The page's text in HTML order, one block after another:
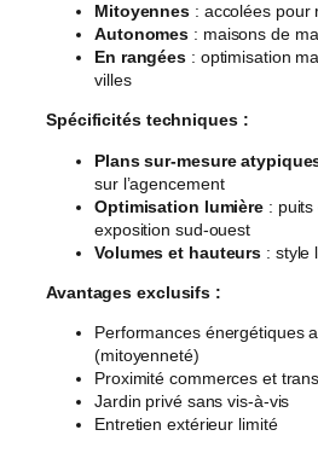
Mitoyennes : accolées pour
Autonomes : maisons de
En rangées : optimisation
villes
Spécificités techniques :
Plans sur-mesure
sur l’agencement
Optimisation lumière : puits
exposition sud-ouest
Volumes et hauteurs : style
Avantages exclusifs :
Performances énergétiques
(mitoyenneté)
Proximité commerces et
Jardin privé sans vis-à-vis
Entretien extérieur limité